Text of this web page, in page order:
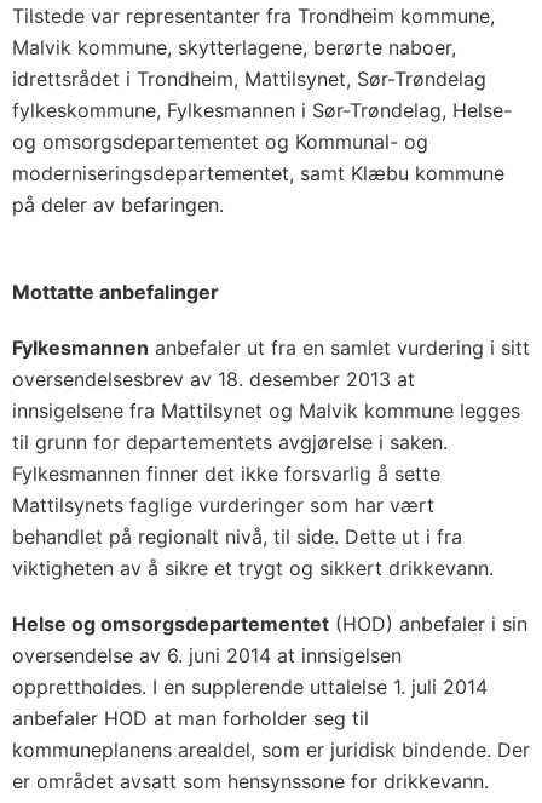
Tilstede var representanter fra Trondheim kommune,
Malvik kommune, skytterlagene, berørte naboer,
idrettsrådet i Trondheim, Mattilsynet, Sør-Trøndelag
fylkeskommune, Fylkesmannen i Sør-Trøndelag, Helse-
og omsorgsdepartementet og Kommunal- og
moderniseringsdepartementet, samt Klæbu kommune
på deler av befaringen.
Mottatte anbefalinger
Fylkesmannen anbefaler ut fra en samlet vurdering i sitt
oversendelsesbrev av 18. desember 2013 at
innsigelsene fra Mattilsynet og Malvik kommune legges
til grunn for departementets avgjørelse i saken.
Fylkesmannen finner det ikke forsvarlig å sette
Mattilsynets faglige vurderinger som har vært
behandlet på regionalt nivå, til side. Dette ut i fra
viktigheten av å sikre et trygt og sikkert drikkevann.
Helse og omsorgsdepartementet (HOD) anbefaler i sin
oversendelse av 6. juni 2014 at innsigelsen
opprettholdes. I en supplerende uttalelse 1. juli 2014
anbefaler HOD at man forholder seg til
kommuneplanens arealdel, som er juridisk bindende. Der
er området avsatt som hensynssone for drikkevann.